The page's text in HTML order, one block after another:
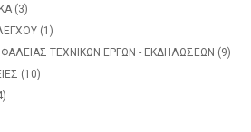
(3)
(1)
ΤΕΧΝΙΚΩΝ ΕΡΓΩΝ - ΕΚΔΗΛΩΣΕΩΝ (9)
(10)